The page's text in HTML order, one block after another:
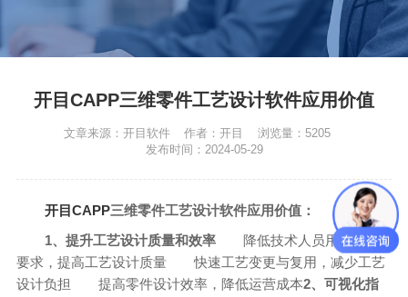
开目CAPP三维零件工艺设计软件应用价值
文章来源： 开目软件 作者：开目 浏览量： 5205
发布时间： 2024-05-29
开目CAPP三维零件工艺设计软件应用价值：
1、提升工艺设计质量和效率降低技术人员用工能力
要求，提高工艺设计质量快速工艺变更与复用，减少工艺
设计负担
提高零件设计效率，降低运营成本2、可视化指